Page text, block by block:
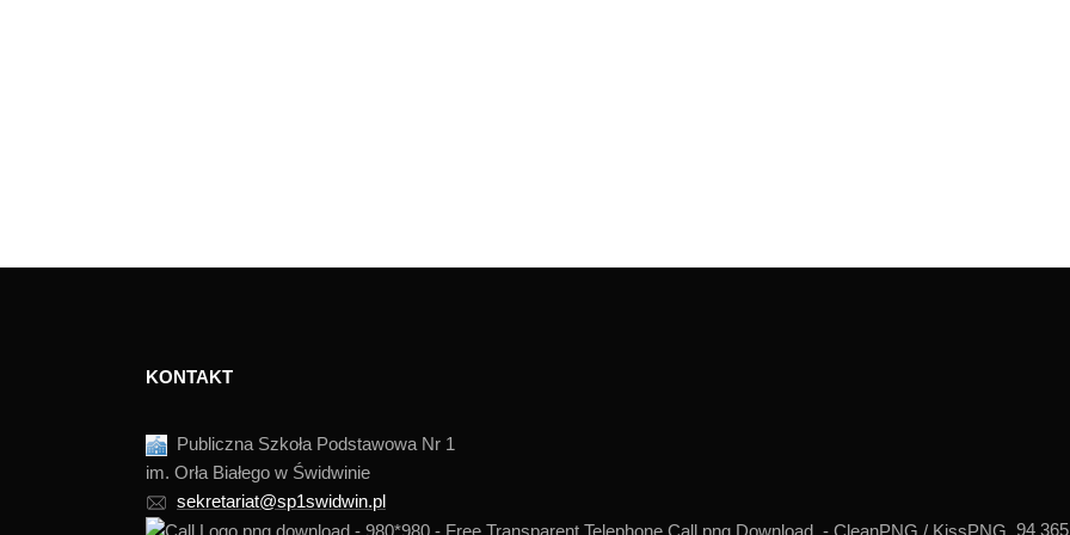
KONTAKT
Publiczna Szkoła Podstawowa Nr 1
im. Orła Białego w Świdwinie
sekretariat@sp1swidwin.pl
94